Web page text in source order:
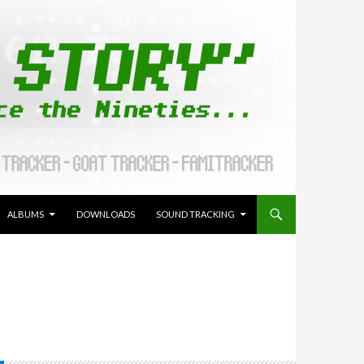
ALBUMS
DOWNLOADS SOUND TRACKING